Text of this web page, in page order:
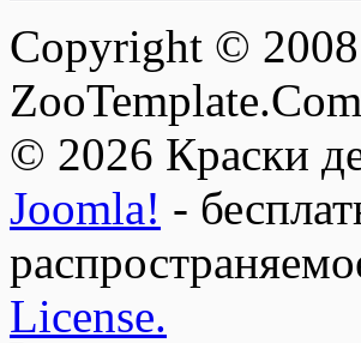
Copyright ©
© 2026 Краски
Joomla! -
License.